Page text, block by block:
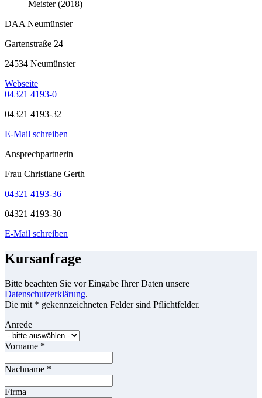
Meister (2018)
DAA Neumünster
Gartenstraße 24
24534 Neumünster
Webseite
04321 4193-0
04321 4193-32
E-Mail schreiben
Ansprechpartnerin
Frau Christiane Gerth
04321 4193-36
04321 4193-30
E-Mail schreiben
Kursanfrage
Bitte beachten Sie vor Eingabe Ihrer Daten unsere
Datenschutzerklärung.
Die mit * gekennzeichneten Felder sind Pflichtfelder.
Anrede
Vorname *
Nachname *
Firma